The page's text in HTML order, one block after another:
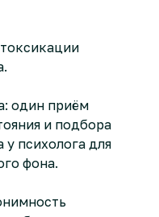
один приём
и подбора
психолога для
фона.